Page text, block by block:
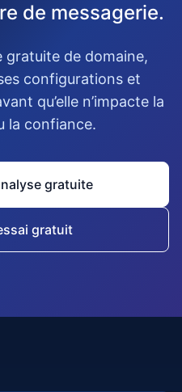
de messagerie.
gratuite de domaine,
configurations et
qu’elle n’impacte la
la confiance.
gratuite
gratuit